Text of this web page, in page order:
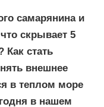
самарянина и
скрывает 5
Как стать
внешнее
в теплом море
в нашем